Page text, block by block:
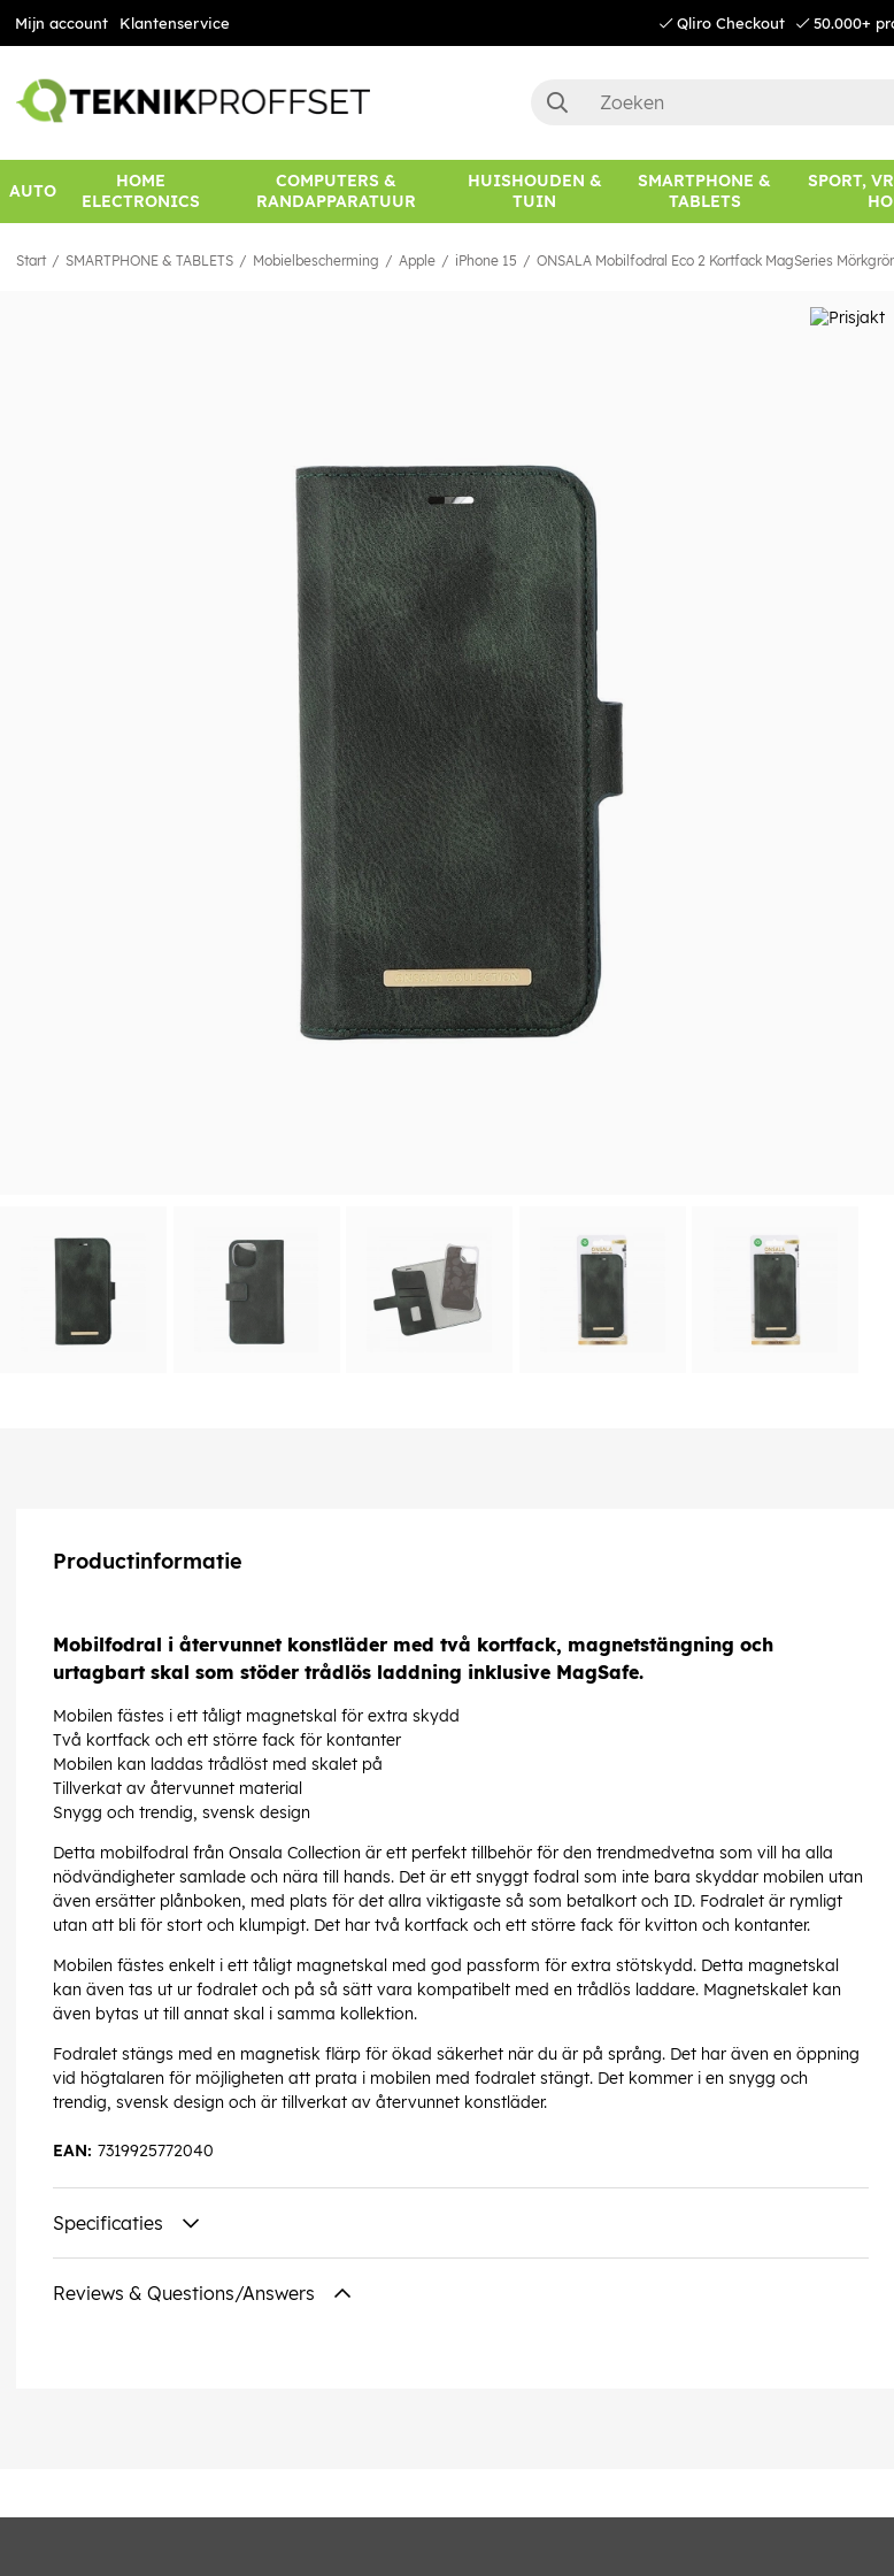
Mijn account Klantenservice Qliro Checkout 50.000+
AUTO
HOME
ELECTRONICS
COMPUTERS &
RANDAPPARATUUR
HUISHOUDEN &
TUIN
SMARTPHONE &
TABLETS
SPORT,
Start SMARTPHONE & TABLETS Mobielbescherming Apple iPhone 15 ONSALA Mobilfodral Eco 2 Kortfack MagSeries
Productinformatie
Mobilfodral i återvunnet konstläder med två kortfack, magnetstängning och
urtagbart skal som stöder trådlös laddning inklusive MagSafe.
Mobilen fästes i ett tåligt magnetskal för extra skydd
Två kortfack och ett större fack för kontanter
Mobilen kan laddas trådlöst med skalet på
Tillverkat av återvunnet material
Snygg och trendig, svensk design
Detta mobilfodral från Onsala Collection är ett perfekt tillbehör för den trendmedvetna som vill ha alla
nödvändigheter samlade och nära till hands. Det är ett snyggt fodral som inte bara skyddar mobilen utan
även ersätter plånboken, med plats för det allra viktigaste så som betalkort och ID. Fodralet är rymligt
utan att bli för stort och klumpigt. Det har två kortfack och ett större fack för kvitton och kontanter.
Mobilen fästes enkelt i ett tåligt magnetskal med god passform för extra stötskydd. Detta magnetskal
kan även tas ut ur fodralet och på så sätt vara kompatibelt med en trådlös laddare. Magnetskalet kan
även bytas ut till annat skal i samma kollektion.
Fodralet stängs med en magnetisk flärp för ökad säkerhet när du är på språng. Det har även en öppning
vid högtalaren för möjligheten att prata i mobilen med fodralet stängt. Det kommer i en snygg och
trendig, svensk design och är tillverkat av återvunnet konstläder.
7319925772040
EAN:
Specificaties
Reviews & Questions/Answers